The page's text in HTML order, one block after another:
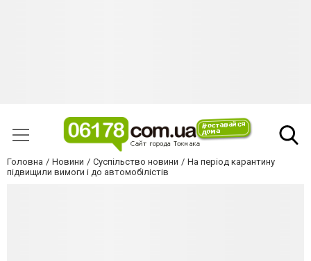
Головна Новини Суспільство новини
На період карантину
підвищили вимоги і до автомобілістів